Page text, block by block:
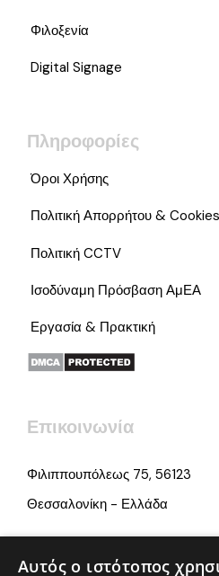
Φιλοξενία
Digital Signage
Πληροφορίες
Όροι Χρήσης
Πολιτική Απορρήτου & Cookies
Πολιτική CCTV
Ισοδύναμη Πρόσβαση ΑμΕΑ
Εργασία & Πρακτική
Επικοινωνία
Φιλιππουπόλεως 75, 56123
Θεσσαλονίκη - Ελλάδα
Αυτός ο ιστότοπος